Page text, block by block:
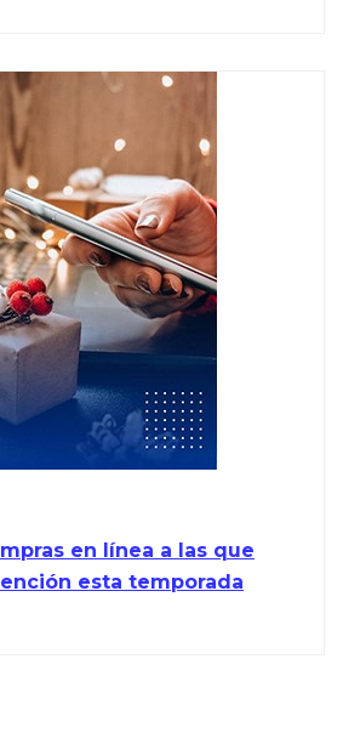
en línea a las que
esta temporada